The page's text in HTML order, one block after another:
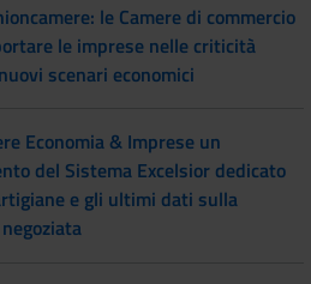
le Camere di commercio
le imprese nelle criticità
scenari economici
Economia & Imprese un
del Sistema Excelsior dedicato
e gli ultimi dati sulla